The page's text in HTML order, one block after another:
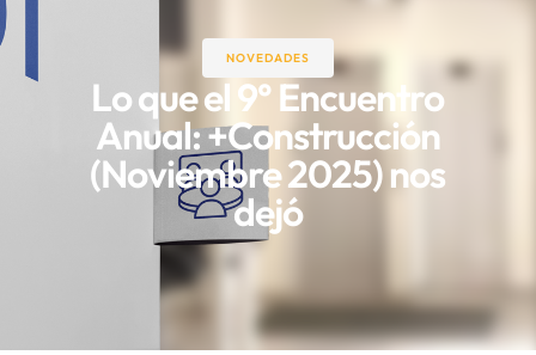
NOVEDADES
Lo que el 9° Encuentro
Anual: +Construcción
(Noviembre 2025) nos
dejó